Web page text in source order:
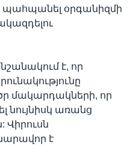
պահպանել օրգանիզմի
է, որ
մակարդակների, որ
նույնիսկ առանց
Վիրուսն
է